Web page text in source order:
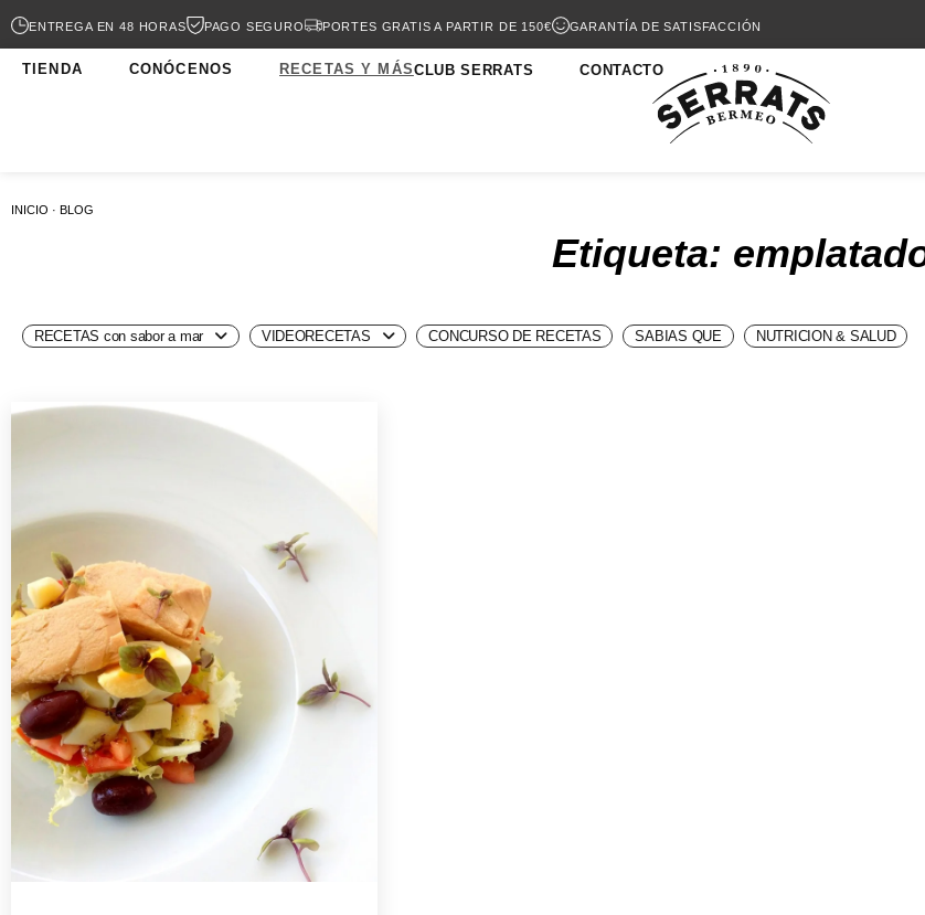
ENTREGA EN 48 HORAS PAGO SEGURO PORTES GRATIS A PARTIR DE 150€ GARANTÍA DE SATISFACCIÓN
TIENDA CONÓCENOS RECETAS Y MÁSCLUB SERRATS CONTACTO
INICIO · BLOG
Etiqueta:
RECETAS con sabor a mar VIDEORECETAS CONCURSO DE RECETAS SABIAS QUE NUTRICION & SALUD